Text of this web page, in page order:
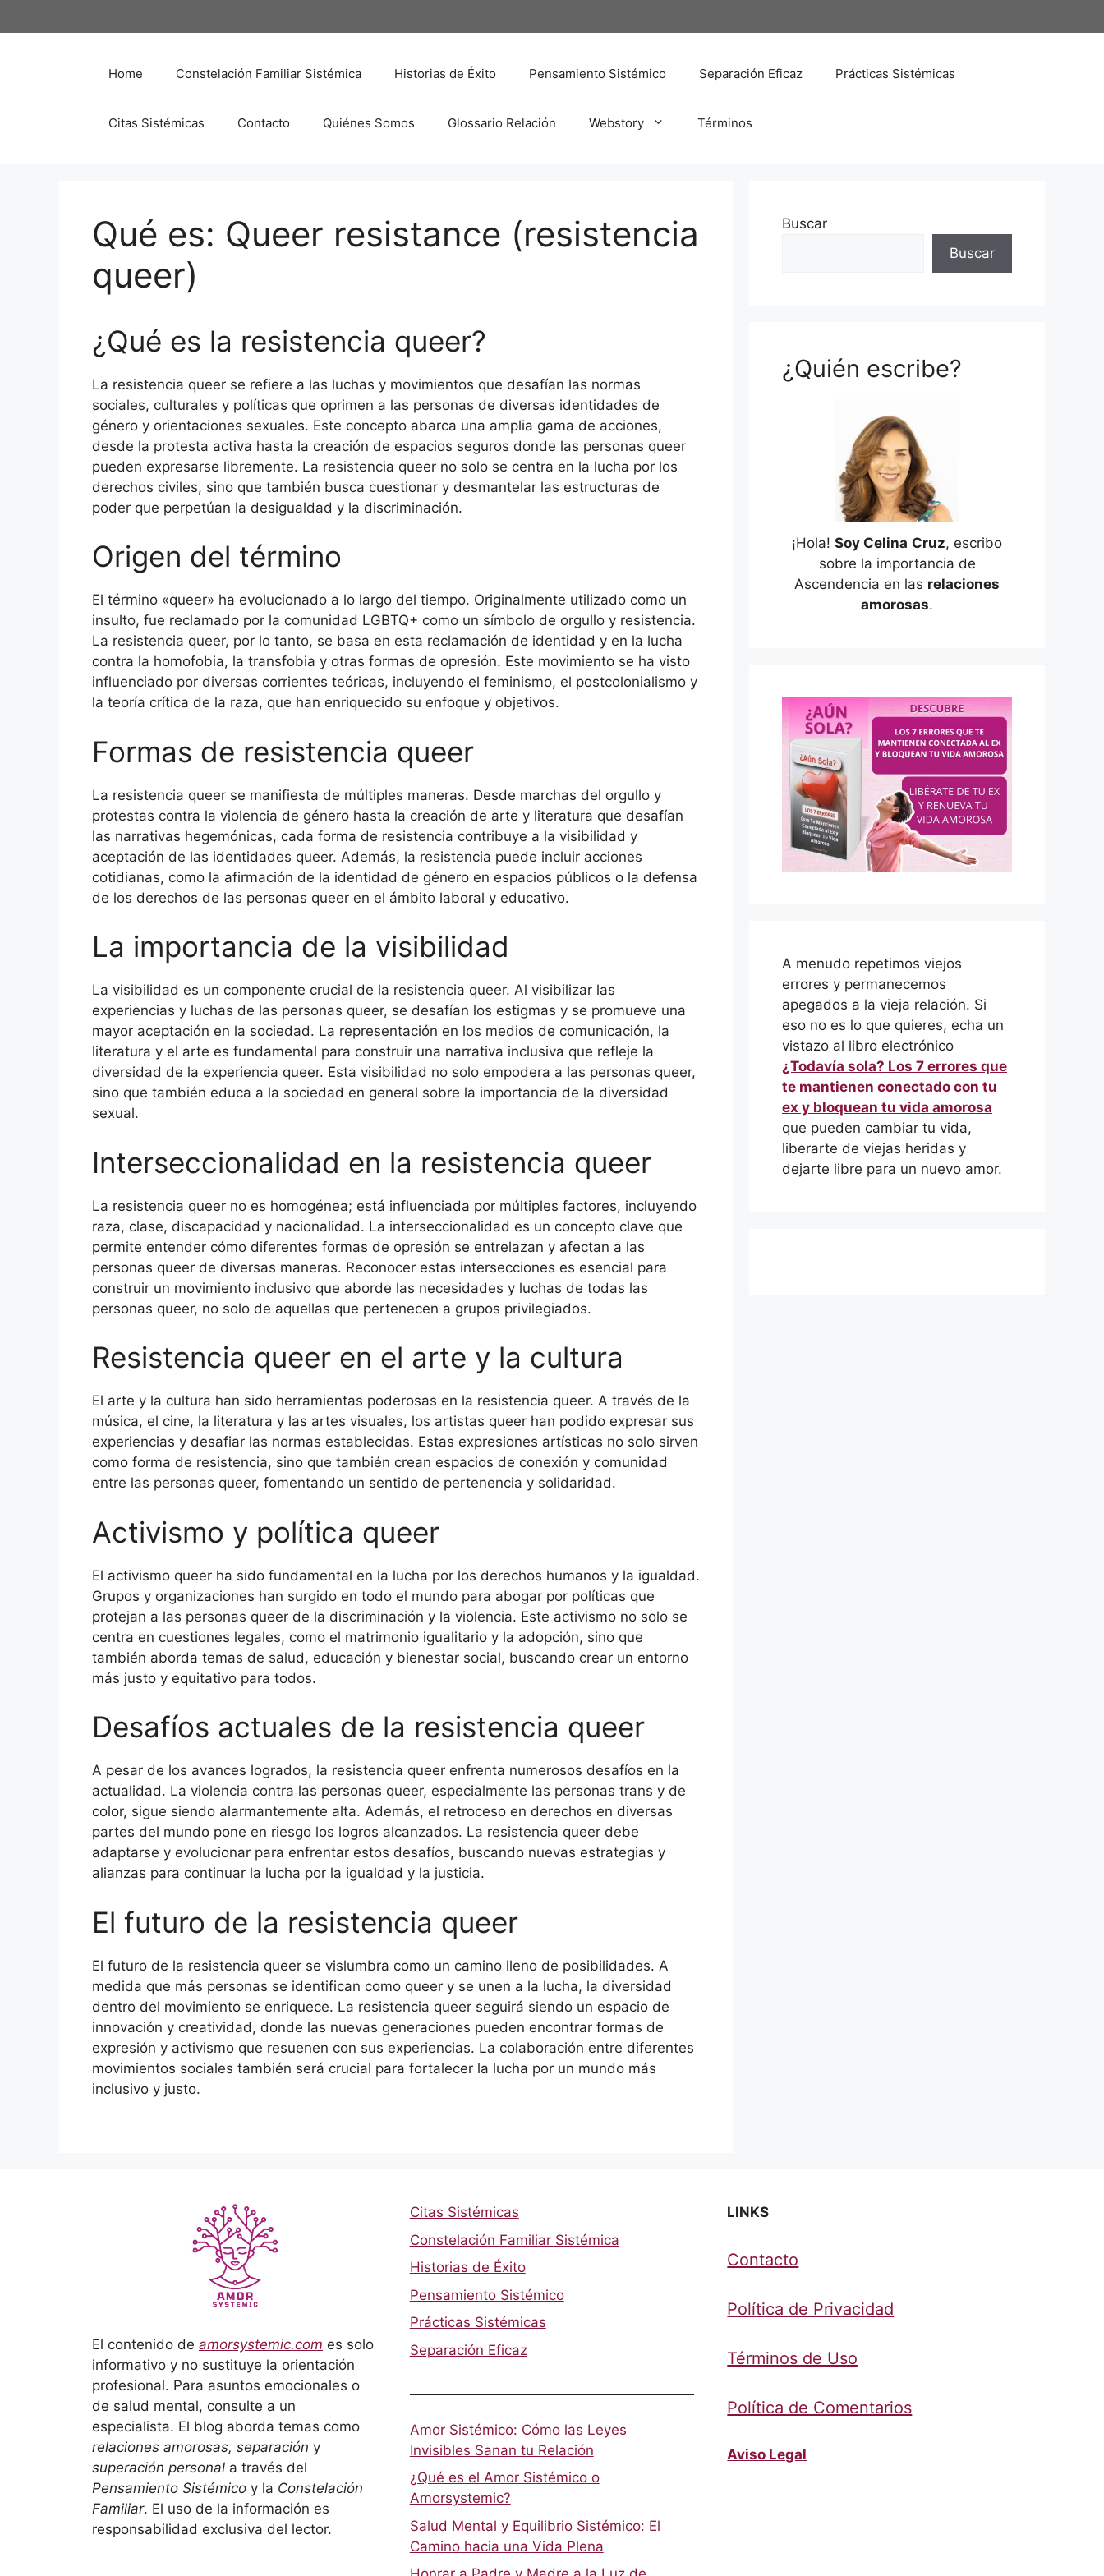
al
Home Constelación Familiar Sistémica Historias de Éxito Pensamiento Sistémico Separación Eficaz Prácticas Sistémicas
Citas Sistémicas Contacto Quiénes Somos Glossario Relación Webstory Términos
Qué es: Queer resistance (resistencia
queer)
¿Qué es la resistencia queer?
La resistencia queer se refiere a las luchas y movimientos que desafían las normas
sociales, culturales y políticas que oprimen a las personas de diversas identidades de
género y orientaciones sexuales. Este concepto abarca una amplia gama de acciones,
desde la protesta activa hasta la creación de espacios seguros donde las personas queer
pueden expresarse libremente. La resistencia queer no solo se centra en la lucha por los
derechos civiles, sino que también busca cuestionar y desmantelar las estructuras de
poder que perpetúan la desigualdad y la discriminación.
Origen del término
El término «queer» ha evolucionado a lo largo del tiempo. Originalmente utilizado como un
insulto, fue reclamado por la comunidad LGBTQ+ como un símbolo de orgullo y resistencia.
La resistencia queer, por lo tanto, se basa en esta reclamación de identidad y en la lucha
contra la homofobia, la transfobia y otras formas de opresión. Este movimiento se ha visto
influenciado por diversas corrientes teóricas, incluyendo el feminismo, el postcolonialismo y
la teoría crítica de la raza, que han enriquecido su enfoque y objetivos.
Formas de resistencia queer
La resistencia queer se manifiesta de múltiples maneras. Desde marchas del orgullo y
protestas contra la violencia de género hasta la creación de arte y literatura que desafían
las narrativas hegemónicas, cada forma de resistencia contribuye a la visibilidad y
aceptación de las identidades queer. Además, la resistencia puede incluir acciones
cotidianas, como la afirmación de la identidad de género en espacios públicos o la defensa
de los derechos de las personas queer en el ámbito laboral y educativo.
La importancia de la visibilidad
La visibilidad es un componente crucial de la resistencia queer. Al visibilizar las
experiencias y luchas de las personas queer, se desafían los estigmas y se promueve una
mayor aceptación en la sociedad. La representación en los medios de comunicación, la
literatura y el arte es fundamental para construir una narrativa inclusiva que refleje la
diversidad de la experiencia queer. Esta visibilidad no solo empodera a las personas queer,
sino que también educa a la sociedad en general sobre la importancia de la diversidad
sexual.
Interseccionalidad en la resistencia queer
La resistencia queer no es homogénea; está influenciada por múltiples factores, incluyendo
raza, clase, discapacidad y nacionalidad. La interseccionalidad es un concepto clave que
permite entender cómo diferentes formas de opresión se entrelazan y afectan a las
personas queer de diversas maneras. Reconocer estas intersecciones es esencial para
construir un movimiento inclusivo que aborde las necesidades y luchas de todas las
personas queer, no solo de aquellas que pertenecen a grupos privilegiados.
Resistencia queer en el arte y la cultura
El arte y la cultura han sido herramientas poderosas en la resistencia queer. A través de la
música, el cine, la literatura y las artes visuales, los artistas queer han podido expresar sus
experiencias y desafiar las normas establecidas. Estas expresiones artísticas no solo sirven
como forma de resistencia, sino que también crean espacios de conexión y comunidad
entre las personas queer, fomentando un sentido de pertenencia y solidaridad.
Activismo y política queer
El activismo queer ha sido fundamental en la lucha por los derechos humanos y la igualdad.
Grupos y organizaciones han surgido en todo el mundo para abogar por políticas que
protejan a las personas queer de la discriminación y la violencia. Este activismo no solo se
centra en cuestiones legales, como el matrimonio igualitario y la adopción, sino que
también aborda temas de salud, educación y bienestar social, buscando crear un entorno
más justo y equitativo para todos.
Desafíos actuales de la resistencia queer
A pesar de los avances logrados, la resistencia queer enfrenta numerosos desafíos en la
actualidad. La violencia contra las personas queer, especialmente las personas trans y de
color, sigue siendo alarmantemente alta. Además, el retroceso en derechos en diversas
partes del mundo pone en riesgo los logros alcanzados. La resistencia queer debe
adaptarse y evolucionar para enfrentar estos desafíos, buscando nuevas estrategias y
alianzas para continuar la lucha por la igualdad y la justicia.
El futuro de la resistencia queer
El futuro de la resistencia queer se vislumbra como un camino lleno de posibilidades. A
medida que más personas se identifican como queer y se unen a la lucha, la diversidad
dentro del movimiento se enriquece. La resistencia queer seguirá siendo un espacio de
innovación y creatividad, donde las nuevas generaciones pueden encontrar formas de
expresión y activismo que resuenen con sus experiencias. La colaboración entre diferentes
movimientos sociales también será crucial para fortalecer la lucha por un mundo más
inclusivo y justo.
Buscar
Buscar
¿Quién escribe?
¡Hola! Soy Celina Cruz, escribo
sobre la importancia de
Ascendencia en las relaciones
amorosas.
A menudo repetimos viejos
errores y permanecemos
apegados a la vieja relación. Si
eso no es lo que quieres, echa un
vistazo al libro electrónico
¿Todavía sola? Los 7 errores que
te mantienen conectado con tu
ex y bloquean tu vida amorosa
que pueden cambiar tu vida,
liberarte de viejas heridas y
dejarte libre para un nuevo amor.
El contenido de amorsystemic.com es solo
informativo y no sustituye la orientación
profesional. Para asuntos emocionales o
de salud mental, consulte a un
especialista. El blog aborda temas como
relaciones amorosas, separación y
superación personal a través del
Pensamiento Sistémico y la Constelación
Familiar. El uso de la información es
responsabilidad exclusiva del lector.
Citas Sistémicas
Constelación Familiar Sistémica
Historias de Éxito
Pensamiento Sistémico
Prácticas Sistémicas
Separación Eficaz
Amor Sistémico: Cómo las Leyes
Invisibles Sanan tu Relación
¿Qué es el Amor Sistémico o
Amorsystemic?
Salud Mental y Equilibrio Sistémico: El
Camino hacia una Vida Plena
LINKS
Contacto
Política de Privacidad
Términos de Uso
Política de Comentarios
Aviso Legal